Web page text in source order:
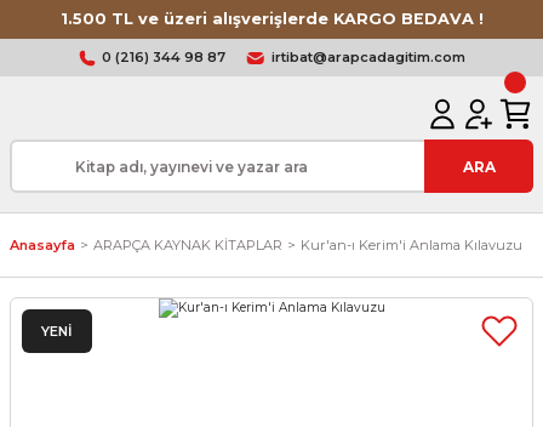
1.500 TL ve üzeri alışverişlerde KARGO BEDAVA !
0 (216) 344 98 87 irtibat@arapcadagitim.com
ARA
Anasayfa ARAPÇA KAYNAK KİTAPLAR Kur'an-ı Kerim'i Anlama Kılavuzu
YENİ